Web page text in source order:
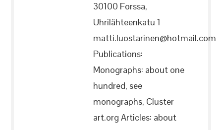
30100 Forssa,
Uhrilähteenkatu 1
matti.luostarinen@hotmail.com
Publications:
Monographs: about one
hundred, see
monographs, Cluster
art.org Articles: about